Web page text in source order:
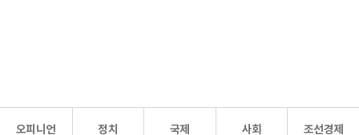
오피니언 정치 국제 사회 조선경제